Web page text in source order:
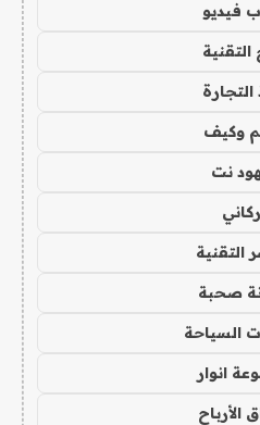
فيديو
التجارة
وكيف
نت
التقنية
صحبة
السياحة
انوار
الأرباح